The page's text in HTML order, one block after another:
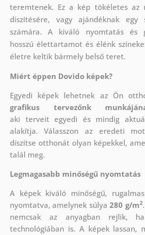
teremtenek. Ez a kép tökéletes az
díszítésére, vagy ajándéknak egy
számára. A kiváló nyomtatás és
hosszú élettartamot és élénk
életre keltik bármely belső teret.
Miért éppen Dovido képek?
Egyedi képek lehetnek az Ön
grafikus tervezőnk
aki terveit egyedi és mindig
alakítja. Válasszon az eredeti
díszítse otthonát olyan képekkel,
talál meg.
Legmagasabb minőségű nyomtatás
A képek kiváló minőségű,
nyomtatva, amelynek súlya280 g/m2
nemcsak az anyagban rejlik,
technológiában is. A képek lassan,